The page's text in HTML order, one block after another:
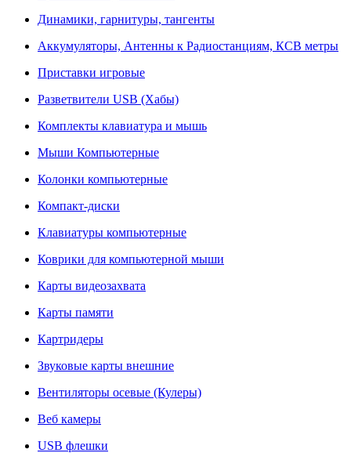
Динамики, гарнитуры, тангенты
Аккумуляторы, Антенны к Радиостанциям, КСВ метры
Приставки игровые
Разветвители USB (Хабы)
Комплекты клавиатура и мышь
Мыши Компьютерные
Колонки компьютерные
Компакт-диски
Клавиатуры компьютерные
Коврики для компьютерной мыши
Карты видеозахвата
Карты памяти
Картридеры
Звуковые карты внешние
Вентиляторы осевые (Кулеры)
Веб камеры
USB флешки